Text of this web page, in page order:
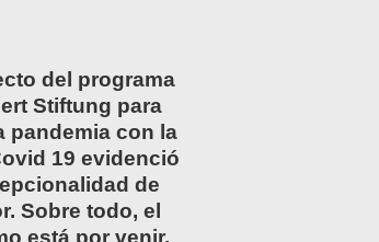
del programa
Stiftung para
pandemia con la
19 evidenció
de
Sobre todo, el
está por venir,